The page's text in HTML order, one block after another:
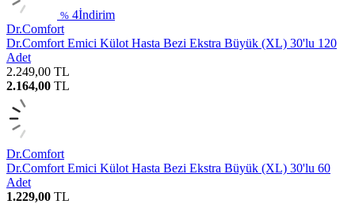
% 4İndirim
Dr.Comfort
Dr.Comfort Emici Külot Hasta Bezi Ekstra Büyük (XL) 30'lu 120
Adet
2.249,00 TL
2.164,00 TL
Dr.Comfort
Dr.Comfort Emici Külot Hasta Bezi Ekstra Büyük (XL) 30'lu 60
Adet
1.229,00 TL